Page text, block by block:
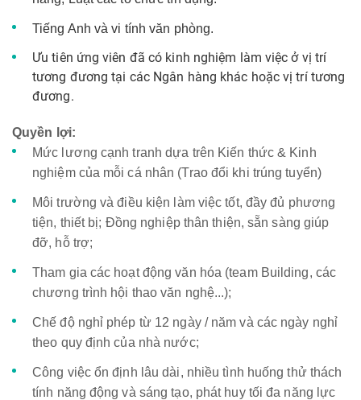
Tiếng Anh và vi tính văn phòng.
Ưu tiên ứng viên đã có kinh nghiệm làm việc ở vị trí
tương đương tại các Ngân hàng khác hoặc vị trí tương
đương.
Quyền lợi:
Mức lương cạnh tranh dựa trên Kiến thức & Kinh
nghiệm của mỗi cá nhân (Trao đổi khi trúng tuyển)
Môi trường và điều kiện làm việc tốt, đầy đủ phương
tiện, thiết bị; Đồng nghiệp thân thiện, sẵn sàng giúp
đỡ, hỗ trợ;
Tham gia các hoạt động văn hóa (team Building, các
chương trình hội thao văn nghệ...);
Chế độ nghỉ phép từ 12 ngày / năm và các ngày nghỉ
theo quy định của nhà nước;
Công việc ổn định lâu dài, nhiều tình huống thử thách
tính năng động và sáng tạo, phát huy tối đa năng lực